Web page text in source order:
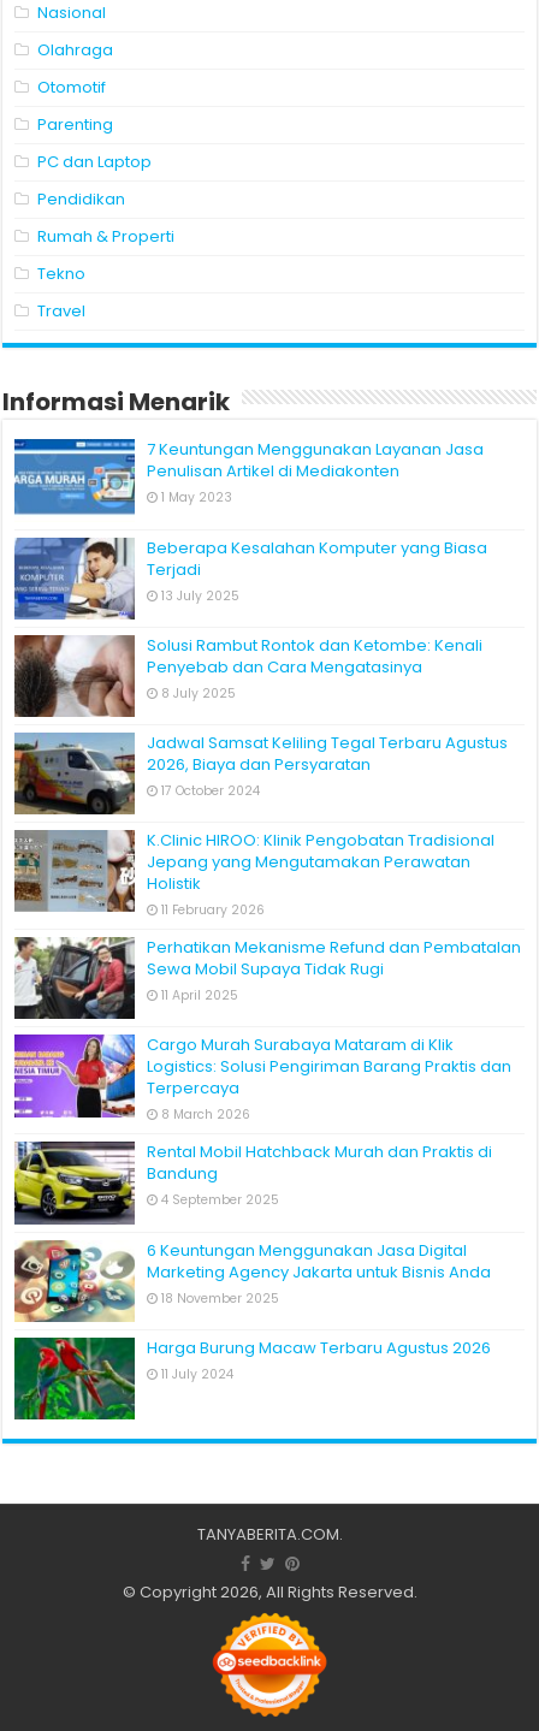
Nasional
Olahraga
Otomotif
Parenting
PC dan Laptop
Pendidikan
Rumah & Properti
Tekno
Travel
Informasi Menarik
7 Keuntungan Menggunakan Layanan Jasa
Penulisan Artikel di Mediakonten
1 May 2023
Beberapa Kesalahan Komputer yang Biasa
Terjadi
13 July 2025
Solusi Rambut Rontok dan Ketombe: Kenali
Penyebab dan Cara Mengatasinya
8 July 2025
Jadwal Samsat Keliling Tegal Terbaru Agustus
2026, Biaya dan Persyaratan
17 October 2024
K.Clinic HIROO: Klinik Pengobatan Tradisional
Jepang yang Mengutamakan Perawatan
Holistik
11 February 2026
Perhatikan Mekanisme Refund dan Pembatalan
Sewa Mobil Supaya Tidak Rugi
11 April 2025
Cargo Murah Surabaya Mataram di Klik
Logistics: Solusi Pengiriman Barang Praktis dan
Terpercaya
8 March 2026
Rental Mobil Hatchback Murah dan Praktis di
Bandung
4 September 2025
6 Keuntungan Menggunakan Jasa Digital
Marketing Agency Jakarta untuk Bisnis Anda
18 November 2025
Harga Burung Macaw Terbaru Agustus 2026
11 July 2024
TANYABERITA.COM.
© Copyright 2026, All Rights Reserved.